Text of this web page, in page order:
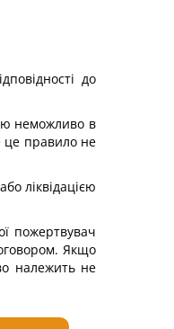
до
неможливо в
це правило не
ліквідацією
пожертвувач
Якщо
належить не